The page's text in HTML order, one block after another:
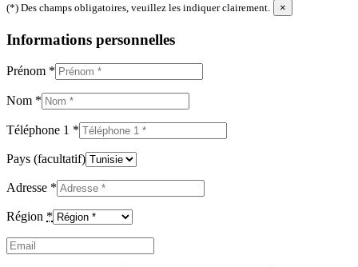
(*) Des champs obligatoires, veuillez les indiquer clairement. ×
Informations personnelles
Prénom *
Nom *
Téléphone 1 *
Pays (facultatif)
Adresse *
Région *
Email